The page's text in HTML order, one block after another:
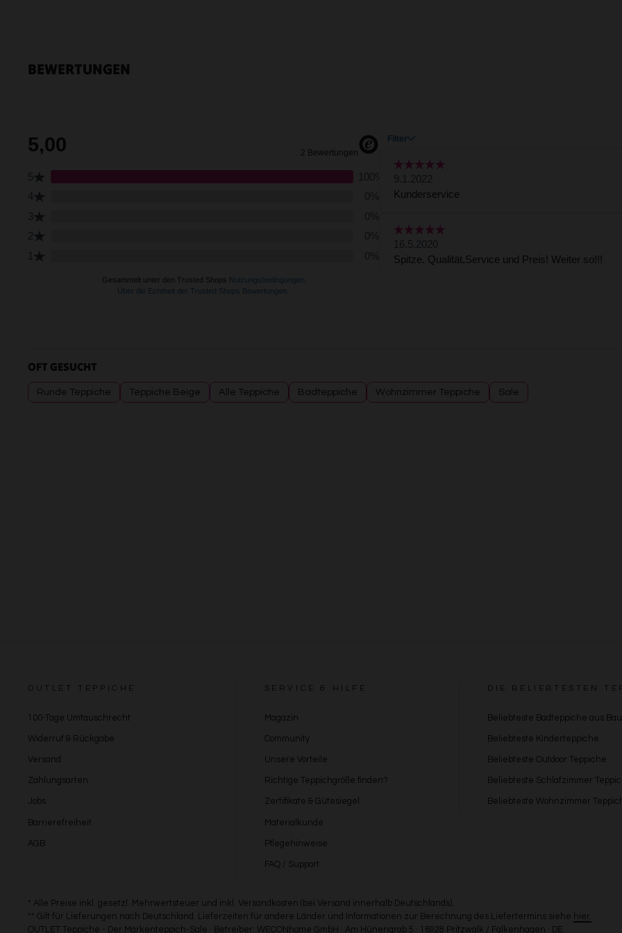
BEWERTUNGEN
OFT GESUCHT
Runde Teppiche Teppiche Beige Alle Teppiche Badteppiche Wohnzimmer Teppiche Sale
OUTLET TEPPICHE
100-Tage Umtauschrecht
Widerruf & Rückgabe
Versand
Zahlungsarten
Jobs
Barrierefreiheit
AGB
SERVICE & HILFE
Magazin
Community
Unsere Vorteile
Richtige Teppichgröße finden?
Zertifikate & Gütesiegel
Materialkunde
Pflegehinweise
FAQ / Support
DIE BELIEBTESTEN
Beliebteste Badteppiche aus
Beliebteste Kinderteppiche
Beliebteste Outdoor Teppiche
Beliebteste Schlafzimmer
Beliebteste Wohnzimmer
* Alle Preise inkl. gesetzl. Mehrwertsteuer und inkl. Versandkosten (bei Versand innerhalb Deutschlands).
** Gilt für Lieferungen nach Deutschland. Lieferzeiten für andere Länder und Informationen zur Berechnung des Liefertermins siehe hier.
OUTLET Teppiche - Der Markenteppich-Sale · Betreiber: WECONhome GmbH · Am Hünengrab 5 · 16928 Pritzwalk / Falkenhagen · DE
Verwendung genauer Standortdaten
Endgeräteeigenschaften zur Identifikation aktiv abfragen